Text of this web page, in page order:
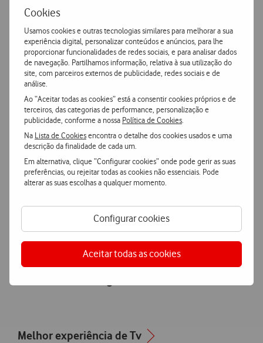
Cookies
Usamos cookies e outras tecnologias similares para melhorar a sua
experiência digital, personalizar conteúdos e anúncios, para lhe
proporcionar funcionalidades de redes sociais, e para analisar dados
de navegação. Partilhamos informação, relativa à sua utilização do
site, com parceiros externos de publicidade, redes sociais e de
análise.
Ao “Aceitar todas as cookies” está a consentir cookies próprios e de
terceiros, das categorias de performance, personalização e
publicidade, conforme a nossa Política de Cookies
Na Lista de Cookiesencontra o detalhe dos cookies usados e uma
descrição da finalidade de cada um.
Em alternativa, clique “Configurar cookies” onde pode gerir as suas
preferências, ou rejeitar todas as cookies não essenciais. Pode
alterar as suas escolhas a qualquer momento.
Configurar cookies
Aceitar todas as cookies
Exclusivo Online
Voucher de €150 na loja online
Oferta devoucher de €150para utilizar emtodos os
produtos disponíveis na loja online da Vodafone,
sem valor mínimo de compra obrigatório e para
utilização num único ato de compra. Esta oferta deve
ser utilizada pelo NIF titular do contrato e não pode ser
utilizada em simultâneo com pontos Clube Viva.
Ver detalhes
Melhor experiência de Tv